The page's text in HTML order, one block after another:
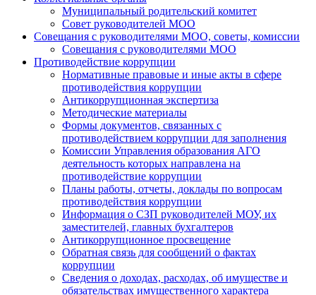
Муниципальный родительский комитет
Совет руководителей МОО
Совещания с руководителями МОО, советы, комиссии
Совещания с руководителями МОО
Противодействие коррупции
Нормативные правовые и иные акты в сфере
противодействия коррупции
Антикоррупционная экспертиза
Методические материалы
Формы документов, связанных с
противодействием коррупции для заполнения
Комиссии Управления образования АГО
деятельность которых направлена на
противодействие коррупции
Планы работы, отчеты, доклады по вопросам
противодействия коррупции
Информация о СЗП руководителей МОУ, их
заместителей, главных бухгалтеров
Антикоррупционное просвещение
Обратная связь для сообщений о фактах
коррупции
Сведения о доходах, расходах, об имуществе и
обязательствах имущественного характера